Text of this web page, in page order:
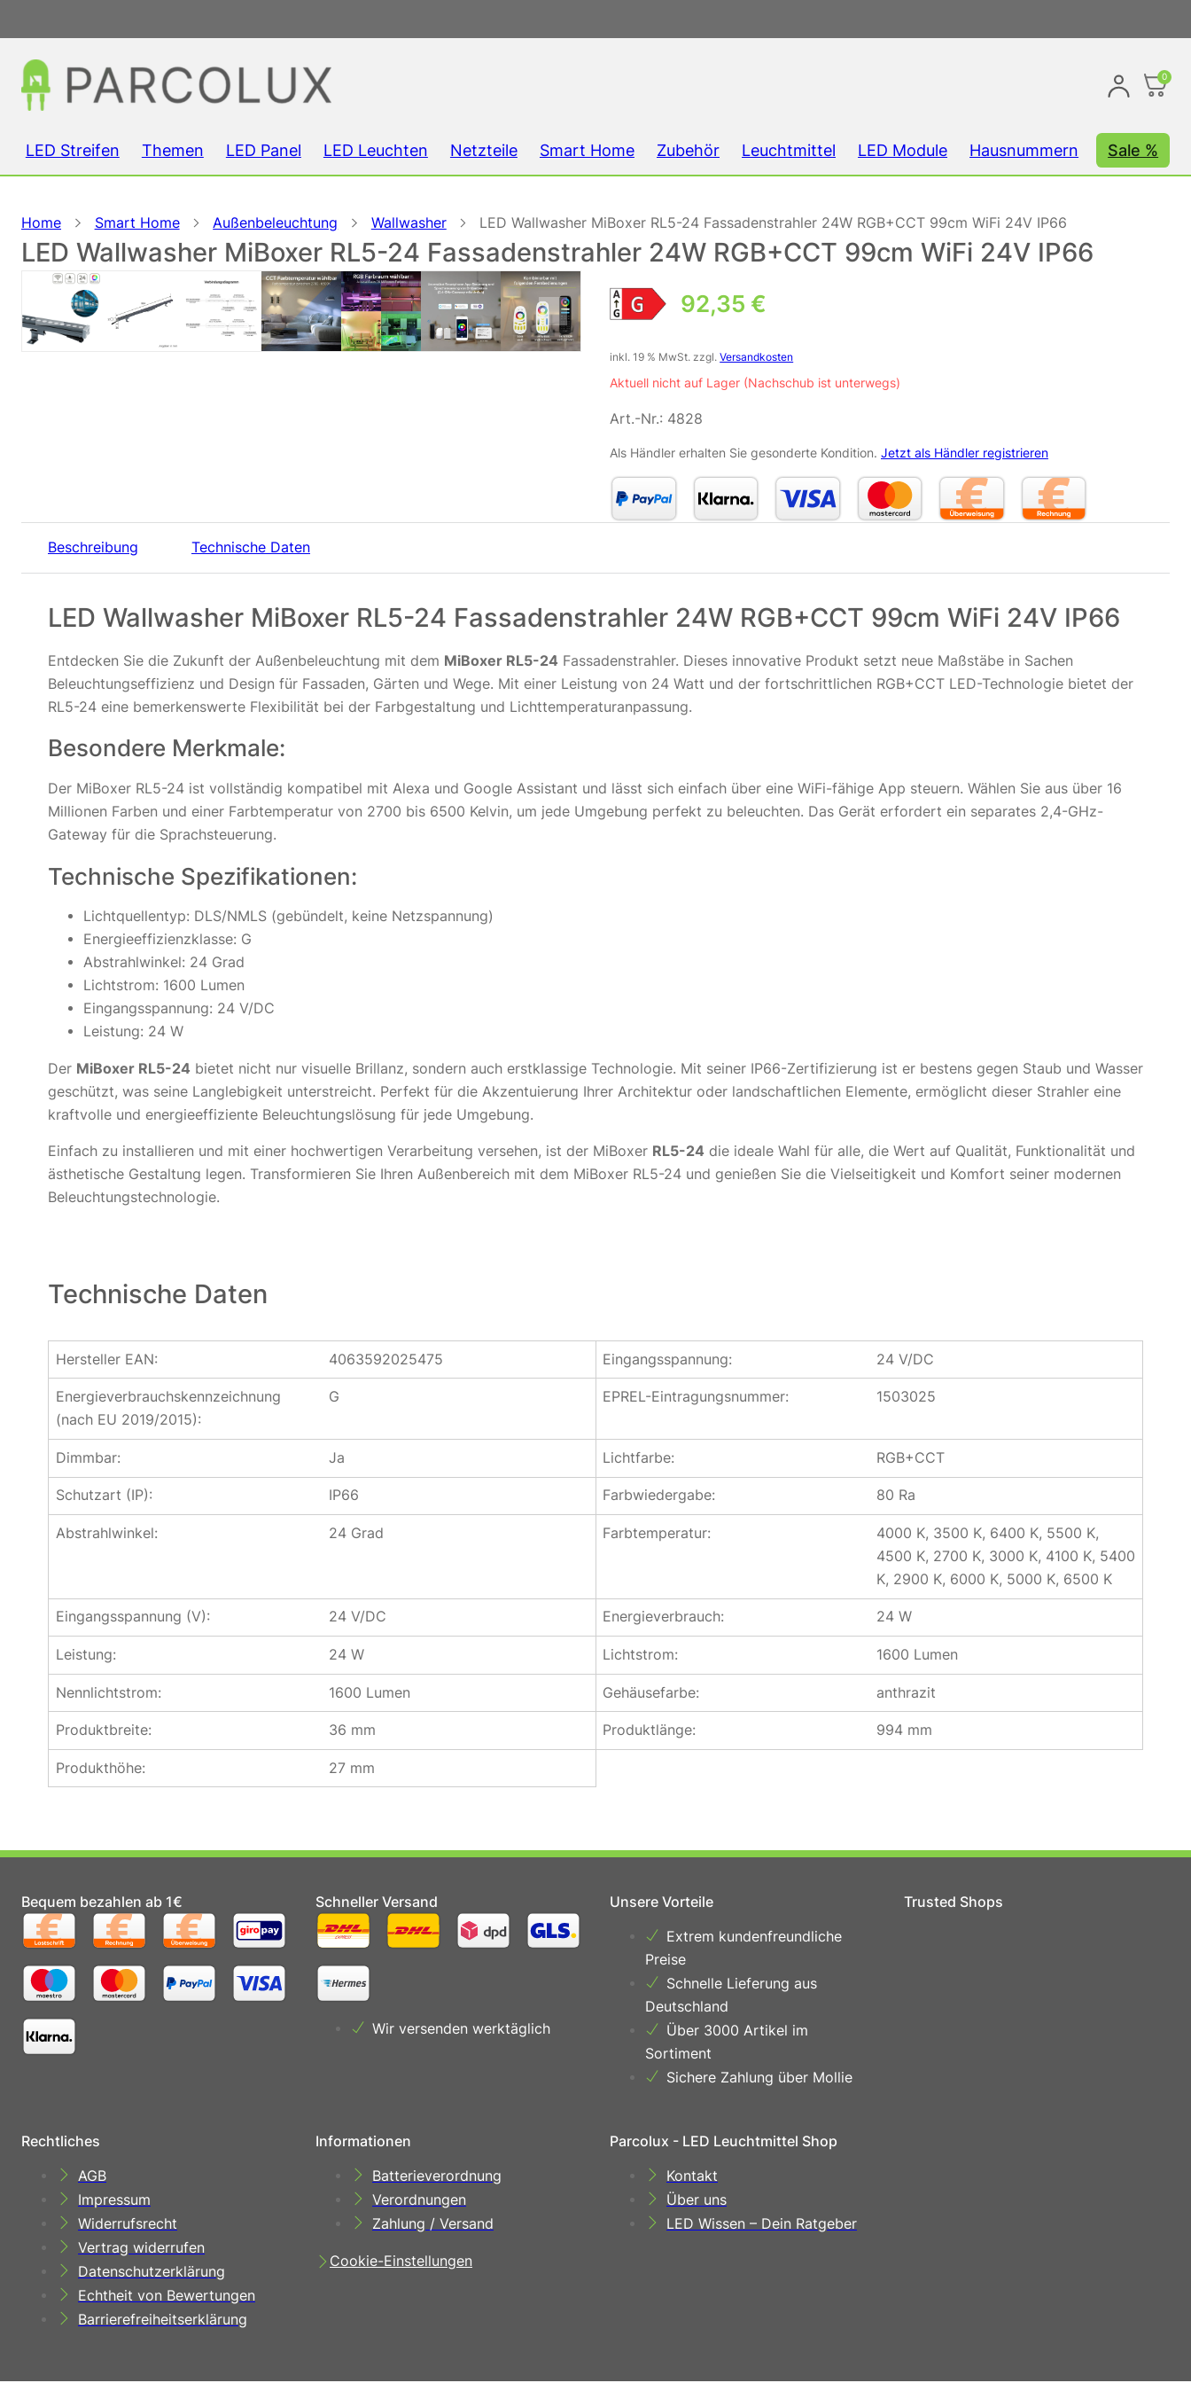
0
LED Streifen Themen LED Panel LED Leuchten Netzteile Smart Home Zubehör Leuchtmittel LED Module Hausnummern Sale %
Home Smart Home Außenbeleuchtung Wallwasher LED Wallwasher MiBoxer RL5-24 Fassadenstrahler 24W RGB+CCT 99cm WiFi 24V IP66
LED Wallwasher MiBoxer RL5-24 Fassadenstrahler 24W RGB+CCT 99cm WiFi 24V IP66
92,35 €
inkl. 19 % MwSt. zzgl.Versandkosten
Aktuell nicht auf Lager (Nachschub ist unterwegs)
Art.-Nr.: 4828
Als Händler erhalten Sie gesonderte Kondition. Jetzt als Händler registrieren
Beschreibung Technische Daten
LED Wallwasher MiBoxer RL5-24 Fassadenstrahler 24W RGB+CCT 99cm WiFi 24V IP66
Entdecken Sie die Zukunft der Außenbeleuchtung mit dem MiBoxer RL5-24 Fassadenstrahler. Dieses innovative Produkt setzt neue Maßstäbe in Sachen
Beleuchtungseffizienz und Design für Fassaden, Gärten und Wege. Mit einer Leistung von 24 Watt und der fortschrittlichen RGB+CCT LED-Technologie bietet der
RL5-24 eine bemerkenswerte Flexibilität bei der Farbgestaltung und Lichttemperaturanpassung.
Besondere Merkmale:
Der MiBoxer RL5-24 ist vollständig kompatibel mit Alexa und Google Assistant und lässt sich einfach über eine WiFi-fähige App steuern. Wählen Sie aus über 16
Millionen Farben und einer Farbtemperatur von 2700 bis 6500 Kelvin, um jede Umgebung perfekt zu beleuchten. Das Gerät erfordert ein separates 2,4-GHz-
Gateway für die Sprachsteuerung.
Technische Spezifikationen:
Lichtquellentyp: DLS/NMLS (gebündelt, keine Netzspannung)
Energieeffizienzklasse: G
Abstrahlwinkel: 24 Grad
Lichtstrom: 1600 Lumen
Eingangsspannung: 24 V/DC
Leistung: 24 W
Der MiBoxer RL5-24 bietet nicht nur visuelle Brillanz, sondern auch erstklassige Technologie. Mit seiner IP66-Zertifizierung ist er bestens gegen Staub und Wasser
geschützt, was seine Langlebigkeit unterstreicht. Perfekt für die Akzentuierung Ihrer Architektur oder landschaftlichen Elemente, ermöglicht dieser Strahler eine
kraftvolle und energieeffiziente Beleuchtungslösung für jede Umgebung.
Einfach zu installieren und mit einer hochwertigen Verarbeitung versehen, ist der MiBoxer RL5-24 die ideale Wahl für alle, die Wert auf Qualität, Funktionalität und
ästhetische Gestaltung legen. Transformieren Sie Ihren Außenbereich mit dem MiBoxer RL5-24 und genießen Sie die Vielseitigkeit und Komfort seiner modernen
Beleuchtungstechnologie.
Technische Daten
Hersteller EAN: 4063592025475 Eingangsspannung: 24 V/DC
Energieverbrauchskennzeichnung
(nach EU 2019/2015):
G EPREL-Eintragungsnummer: 1503025
Dimmbar: Ja Lichtfarbe: RGB+CCT
Schutzart (IP): IP66 Farbwiedergabe: 80 Ra
Abstrahlwinkel: 24 Grad Farbtemperatur:
4000 K, 3500 K, 6400 K, 5500 K,
4500 K, 2700 K, 3000 K, 4100 K, 5400
K, 2900 K, 6000 K, 5000 K, 6500 K
Eingangsspannung (V): 24 V/DC Energieverbrauch: 24 W
Leistung: 24 W Lichtstrom: 1600 Lumen
Nennlichtstrom: 1600 Lumen Gehäusefarbe: anthrazit
Produktbreite: 36 mm Produktlänge: 994 mm
Produkthöhe: 27 mm
Bequem bezahlen ab 1€ Schneller Versand
Wir versenden werktäglich
Unsere Vorteile
Extrem kundenfreundliche
Preise
Schnelle Lieferung aus
Deutschland
Über 3000 Artikel im
Sortiment
Sichere Zahlung über Mollie
Trusted Shops
Rechtliches
AGB
Impressum
Widerrufsrecht
Vertrag widerrufen
Datenschutzerklärung
Echtheit von Bewertungen
Barrierefreiheitserklärung
Informationen
Batterieverordnung
Verordnungen
Zahlung / Versand
Cookie-Einstellungen
Parcolux - LED Leuchtmittel Shop
Kontakt
Über uns
LED Wissen – Dein Ratgeber